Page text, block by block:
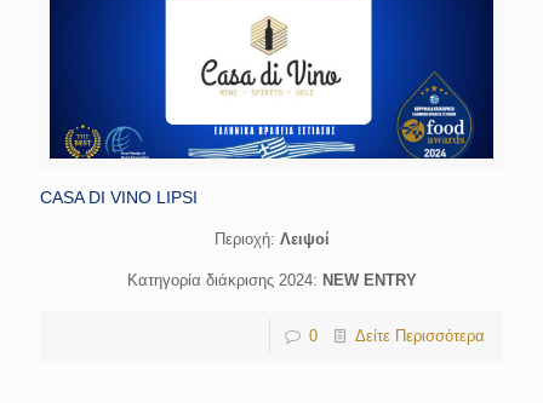
CASA DI VINO LIPSI
Περιοχή: Λειψοί
Κατηγορία διάκρισης 2024: NEW ENTRY
0 Δείτε Περισσότερα